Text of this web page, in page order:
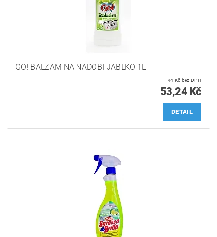
GO! BALZÁM NA NÁDOBÍ JABLKO 1L
44 Kč bez DPH
53,24 Kč
DETAIL